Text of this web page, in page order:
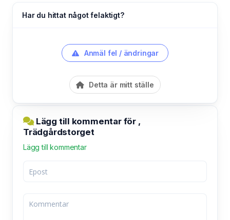
Har du hittat något felaktigt?
Anmäl fel / ändringar
Detta är mitt ställe
Lägg till kommentar för ,
Trädgårdstorget
Lägg till kommentar